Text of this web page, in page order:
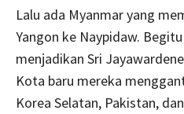
Lalu ada Myanmar yang
Yangon ke Naypidaw.
menjadikan Sri
Kota baru mereka
Korea Selatan, Pakistan,